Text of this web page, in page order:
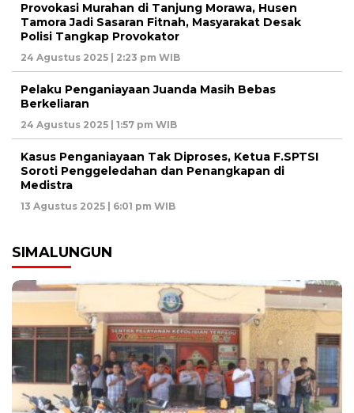
Provokasi Murahan di Tanjung Morawa, Husen
Tamora Jadi Sasaran Fitnah, Masyarakat Desak
Polisi Tangkap Provokator
24 Agustus 2025 | 2:23 pm WIB
Pelaku Penganiayaan Juanda Masih Bebas
Berkeliaran
24 Agustus 2025 | 1:57 pm WIB
Kasus Penganiayaan Tak Diproses, Ketua F.SPTSI
Soroti Penggeledahan dan Penangkapan di
Medistra
13 Agustus 2025 | 6:01 pm WIB
SIMALUNGUN